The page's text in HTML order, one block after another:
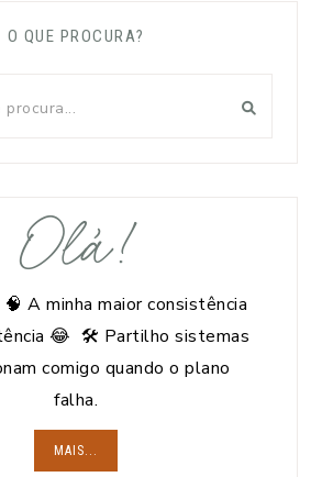
O QUE PROCURA?
Olá!
A minha maior consistência
😂 🛠️ Partilho sistemas
comigo quando o plano
falha.
MAIS...